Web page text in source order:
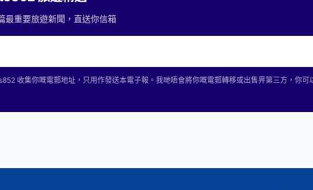
最重要旅遊新聞，直送你信箱
收集你嘅電郵地址，只用作發送本電子報。我哋唔會將你嘅電郵轉移或出售畀第三方，你